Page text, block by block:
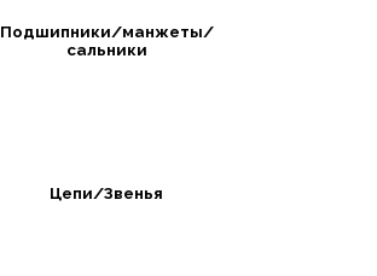
Подшипники/манжеты/
сальники
Цепи/Звенья